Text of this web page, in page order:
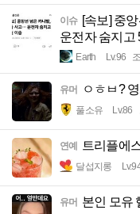
이슈 [속보] 중
운전자 숨지고
Earth Lv.96
유머 ㅇㅎㅂ?
풀소유 Lv.86
연예 트리플에
달섭지롱
유머 본인 모유